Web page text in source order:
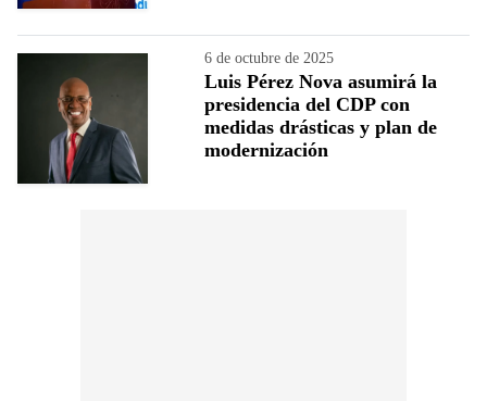
6 de octubre de 2025
Luis Pérez Nova asumirá la
presidencia del CDP con
medidas drásticas y plan de
modernización